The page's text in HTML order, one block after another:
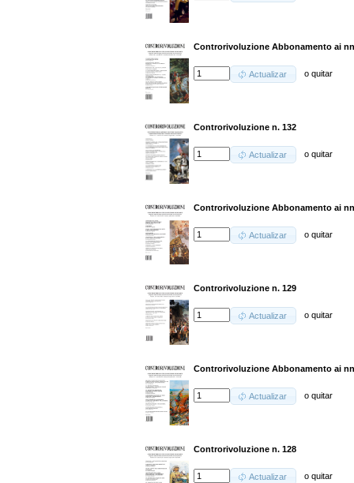
Controrivoluzione Abbonamento ai
Actualizar oquitar
Controrivoluzione n. 132
Actualizar oquitar
Controrivoluzione Abbonamento ai
Actualizar oquitar
Controrivoluzione n. 129
Actualizar oquitar
Controrivoluzione Abbonamento ai
Actualizar oquitar
Controrivoluzione n. 128
Actualizar oquitar